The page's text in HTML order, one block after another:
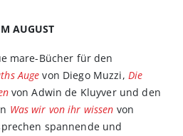
AUGUST
mare-Bücher für den
Auge von Diego Muzzi, Die
von Adwin de Kluyver und den
Was wir von ihr wissen von
spannende und